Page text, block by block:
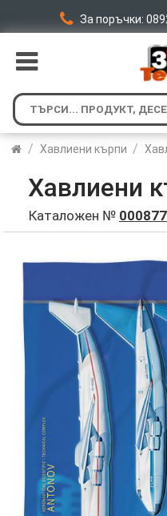
За поръчки:
/ Хавлиени кърпи /
Хавлиени
Каталожен № 000877